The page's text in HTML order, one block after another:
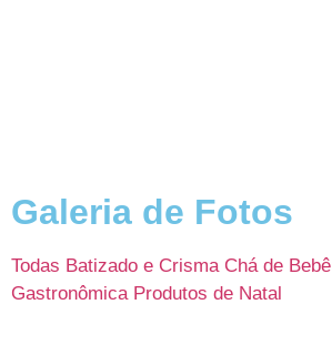
Galeria de Fotos
Todas Batizado e Crisma Chá de Bebê
Gastronômica Produtos de Natal